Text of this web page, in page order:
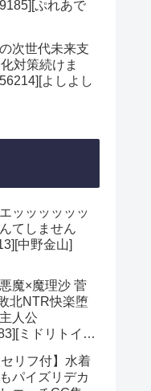
ぷれあで
次世代未来支
対策続けま
よしよし
ッッッッッッ
てしません
中野金山]
魔×魔理沙 菅
北NTR快楽堕
人公
ミドリトイオ
セリフ付】水着
パイズリデカ